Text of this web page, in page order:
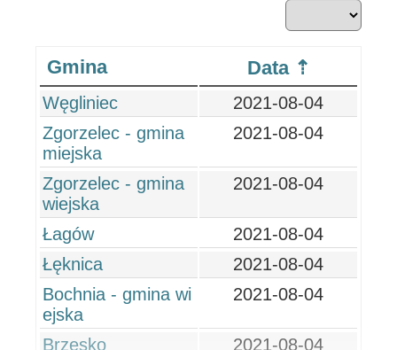
Gmina Data
Węgliniec
2021-08-04
Zgorzelec - gmina
miejska
2021-08-04
Zgorzelec - gmina
wiejska
2021-08-04
Łagów
2021-08-04
Łęknica
2021-08-04
Bochnia - gmina wi
ejska
2021-08-04
Brzesko 2021-08-04